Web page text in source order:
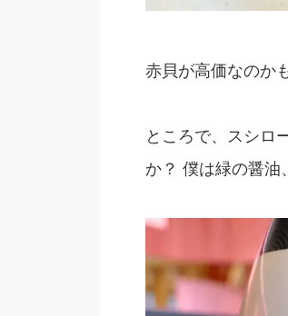
赤貝が高価なのか
ところで、スシロ
か？ 僕は緑の醤油